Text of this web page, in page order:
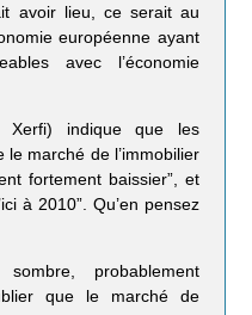
avoir lieu, ce serait au
européenne ayant
avec l’économie
Xerfi) indique que les
marché de l’immobilier
fortement baissier”, et
à 2010”. Qu’en pensez
probablement
que le marché de